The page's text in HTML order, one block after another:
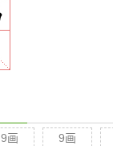
9画 9画